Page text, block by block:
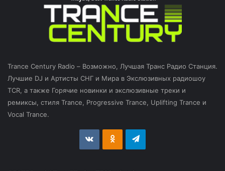
Trance Century Radio – Возможно, Лучшая Транс Радио Станция.
Лучшие DJ и Артисты СНГ и Мира в Экслюзивных радиошоу
TCR, а также Горячие новинки и экслюзивные треки и
ремиксы, стиля Trance, Progressive Trance, Uplifting Trance и
Vocal Trance.
vk.com Odnoklassniki
Telegram